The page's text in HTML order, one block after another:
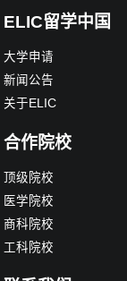
ELIC留学中国
大学申请
新闻公告
关于ELIC
合作院校
顶级院校
医学院校
商科院校
工科院校